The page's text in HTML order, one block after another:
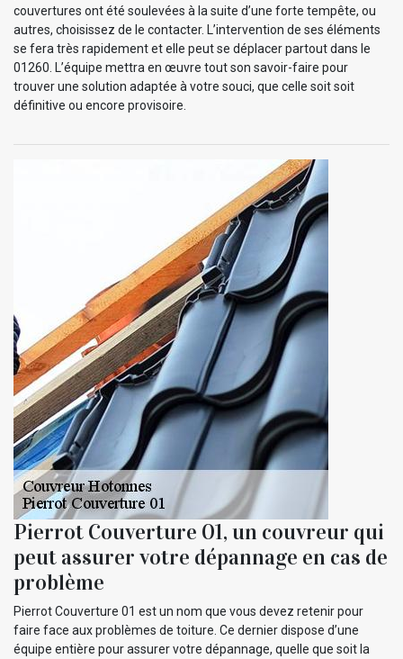
couvertures ont été soulevées à la suite d’une forte tempête, ou
autres, choisissez de le contacter. L’intervention de ses éléments
se fera très rapidement et elle peut se déplacer partout dans le
01260. L’équipe mettra en œuvre tout son savoir-faire pour
trouver une solution adaptée à votre souci, que celle soit soit
définitive ou encore provisoire.
Pierrot Couverture 01, un couvreur qui
peut assurer votre dépannage en cas de
problème
Pierrot Couverture 01 est un nom que vous devez retenir pour
faire face aux problèmes de toiture. Ce dernier dispose d’une
équipe entière pour assurer votre dépannage, quelle que soit la